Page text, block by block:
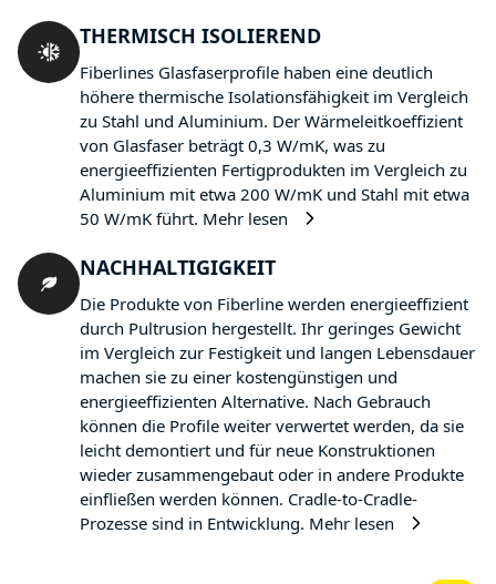
THERMISCH ISOLIEREND
Fiberlines Glasfaserprofile haben eine deutlich
höhere thermische Isolationsfähigkeit im Vergleich
zu Stahl und Aluminium. Der Wärmeleitkoeffizient
von Glasfaser beträgt 0,3 W/mK, was zu
energieeffizienten Fertigprodukten im Vergleich zu
Aluminium mit etwa 200 W/mK und Stahl mit etwa
50 W/mK führt. Mehr lesen
NACHHALTIGIGKEIT
Die Produkte von Fiberline werden energieeffizient
durch Pultrusion hergestellt. Ihr geringes Gewicht
im Vergleich zur Festigkeit und langen Lebensdauer
machen sie zu einer kostengünstigen und
energieeffizienten Alternative. Nach Gebrauch
können die Profile weiter verwertet werden, da sie
leicht demontiert und für neue Konstruktionen
wieder zusammengebaut oder in andere Produkte
einfließen werden können. Cradle-to-Cradle-
Prozesse sind in Entwicklung. Mehr lesen